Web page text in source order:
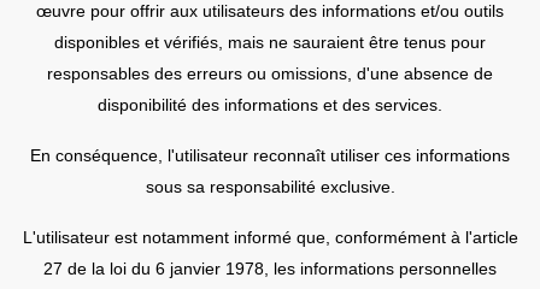
œuvre pour offrir aux utilisateurs des informations et/ou outils
disponibles et vérifiés, mais ne sauraient être tenus pour
responsables des erreurs ou omissions, d'une absence de
disponibilité des informations et des services.
En conséquence, l'utilisateur reconnaît utiliser ces informations
sous sa responsabilité exclusive.
L'utilisateur est notamment informé que, conformément à l'article
27 de la loi du 6 janvier 1978, les informations personnelles